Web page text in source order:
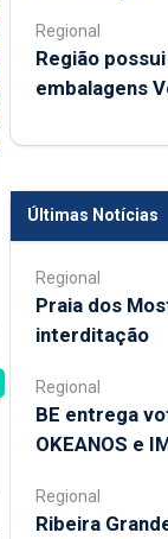
Regional
Região
embalagens
Últimas Notícias
Regional
Praia dos
interditação
Regional
BE entrega
OKEANOS e
Regional
Ribeira